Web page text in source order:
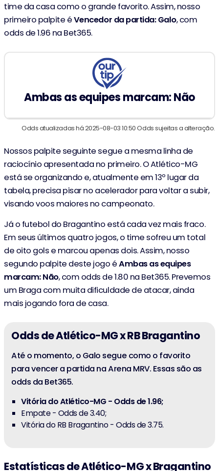
time da casa como o grande favorito. Assim, nosso
primeiro palpite éVencedor da partida: Galo, com
odds de 1.96 na Bet365.
Ambas as equipes marcam: Não
Odds atualizadas há 2025-08-03 10:50 Odds sujeitas a alteração.
Nossos palpite seguinte segue a mesma linha de
raciocínio apresentada no primeiro. O Atlético-MG
está se organizando e, atualmente em 13º lugar da
tabela, precisa pisar no acelerador para voltar a subir,
visando voos maiores no campeonato.
Já o futebol do Bragantino está cada vez mais fraco.
Em seus últimos quatro jogos, o time sofreu um total
de oito gols e marcou apenas dois. Assim, nosso
segundo palpite deste jogo éAmbas as equipes
marcam: Não, com odds de 1.80 na Bet365. Prevemos
um Braga com muita dificuldade de atacar, ainda
mais jogando fora de casa.
Odds de Atlético-MG x RB Bragantino
Até o momento, o Galo segue como o favorito
para vencer a partida na Arena MRV. Essas são as
odds da Bet365.
Vitória do Atlético-MG - Odds de 1.96;
Empate - Odds de 3.40;
Vitória do RB Bragantino - Odds de 3.75.
Estatísticas de Atlético-MG x Bragantino